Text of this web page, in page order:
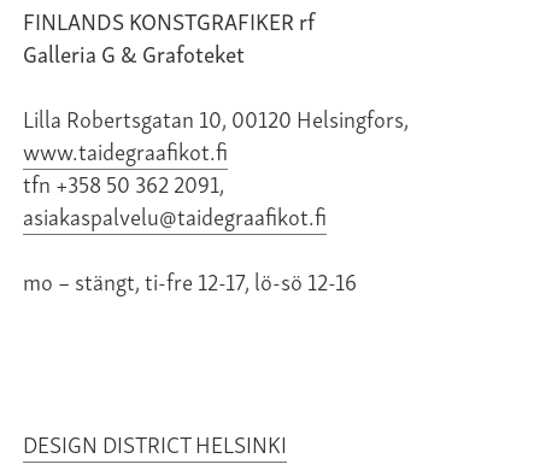
FINLANDS KONSTGRAFIKER rf
Galleria G & Grafoteket
Lilla Robertsgatan 10, 00120 Helsingfors,
www.taidegraafikot.fi
tfn +358 50 362 2091,
asiakaspalvelu@taidegraafikot.fi
mo – stängt, ti-fre 12-17, lö-sö 12-16
DESIGN DISTRICT HELSINKI